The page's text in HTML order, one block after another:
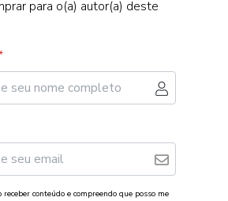
para o(a) autor(a) deste
receber conteúdo e compreendo que posso me